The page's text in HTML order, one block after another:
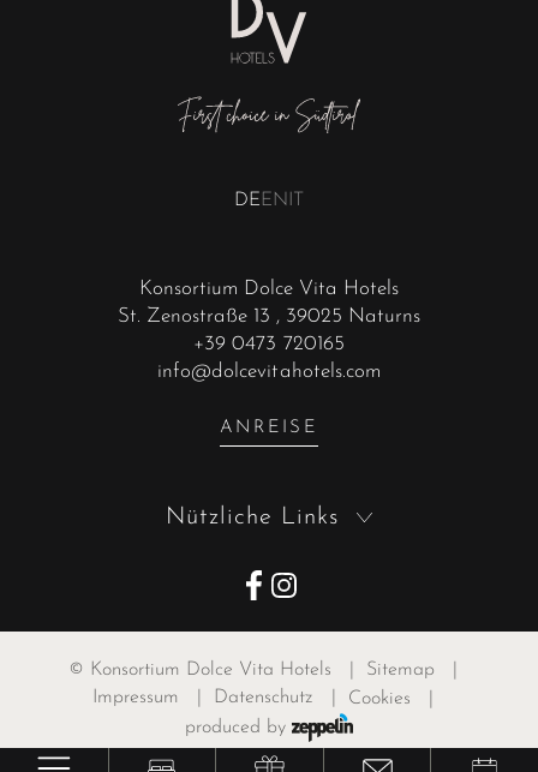
Konsortium Dolce Vita Hotels
St. Zenostraße 13 , 39025 Naturns
+39 0473 720165
info@dolcevitahotels.com
ANREISE
DEEN
Nützliche Links
© Konsortium Dolce Vita Hotels Sitemap
Impressum
Datenschutz Cookies
produced by